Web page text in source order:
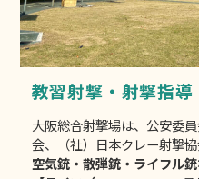
教習射撃・射撃指導
大阪総合射撃場は、公安委
会、（社）日本クレー射撃
空気銃・散弾銃・ライフル